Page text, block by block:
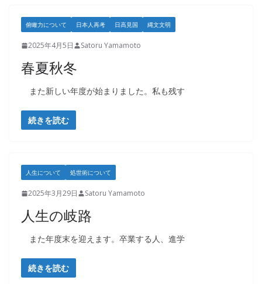
俯瞰力について 日本人再考 日高見国 縄文文明
2025年4月5日 Satoru Yamamoto
春夏秋冬
また新しい年度が始まりました。私も残す
続きを読む
人生について 処世術について
2025年3月29日 Satoru Yamamoto
人生の岐路
また年度末を迎えます。卒業する人、進学
続きを読む